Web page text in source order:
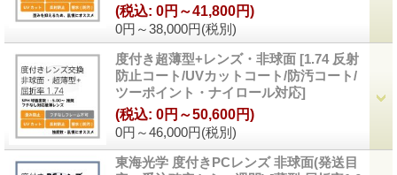
0円～38,000円(税別)
(税込: 0円～41,800円)
度付き超薄型+レンズ・非球面 [1.74 反射
防止コート/UVカットコート/防汚コート/
ツーポイント・ナイロール対応]
0円～46,000円(税別)
(税込: 0円～50,600円)
東海光学 度付きPCレンズ 非球面(発送目